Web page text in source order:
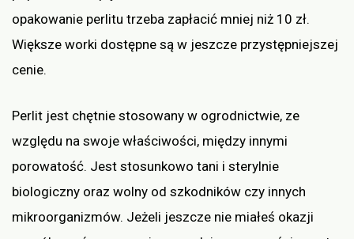
opakowanie perlitu trzeba zapłacić mniej niż 10 zł.
Większe worki dostępne są w jeszcze przystępniejszej
cenie.
Perlit jest chętnie stosowany w ogrodnictwie, ze
względu na swoje właściwości, między innymi
porowatość. Jest stosunkowo tani i sterylnie
biologiczny oraz wolny od szkodników czy innych
mikroorganizmów. Jeżeli jeszcze nie miałeś okazji